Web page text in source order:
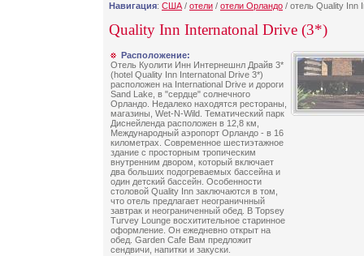
Навигация: США / отели / отели Орландо / отель Quality Inn
Quality Inn Internatonal Drive (3*)
Расположение:
Отель Куолити Инн Интернешнл Драйв 3*
(hotel Quality Inn Internatonal Drive 3*)
расположен на International Drive и дороги
Sand Lake, в "сердце" солнечного
Орландо. Недалеко находятся рестораны,
магазины, Wet-N-Wild. Тематический парк
Диснейленда расположен в 12,8 км,
Международный аэропорт Орландо - в 16
километрах. Современное шестиэтажное
здание с просторным тропическим
внутренним двором, который включает
два больших подогреваемых бассейна и
один детский бассейн. Особенности
столовой Quality Inn заключаются в том,
что отель предлагает неограничнный
завтрак и неограниченный обед. В Topsey
Turvey Lounge восхитительное старинное
оформление. Он ежедневно открыт на
обед. Garden Cafe Вам предложит
сендвичи, напитки и закуски.